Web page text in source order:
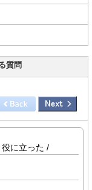
質問
に立った /